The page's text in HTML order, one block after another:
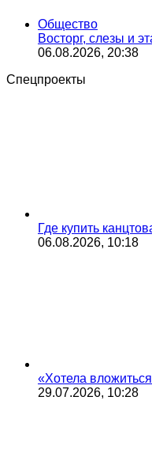
Общество
Восторг, слезы и
06.08.2026, 20:38
Спецпроекты
Где купить
06.08.2026, 10:18
«Хотела
29.07.2026, 10:28